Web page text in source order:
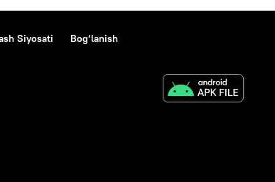
Siyosati Bog‘lanish